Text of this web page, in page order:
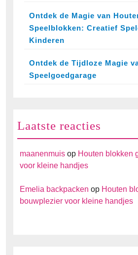
Ontdek de Magie van
Speelblokken: Creatief
Kinderen
Ontdek de Tijdloze Magie
Speelgoedgarage
Laatste reacties
maanenmuis op Houten blokken
voor kleine handjes
Emelia backpacken op Houten
bouwplezier voor kleine handjes